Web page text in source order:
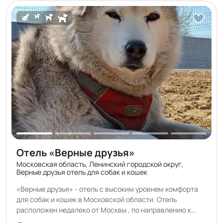
Принимаем кошек/собачек с вет паспортами,
прививками (либо свежие анализы на инфекции) ,
обработанные от глистов и паразитов. 🐱🐶🐧 Добро
пожаловать, милые няшки! 🤗
Отель «Верные друзья»
Московская область, Ленинский городской округ,
Верные друзья отель для собак и кошек
«Верные друзья» - отель с высоким уровнем комфорта
для собак и кошек в Московской области. Отель
расположен недалеко от Москвы , по направлению к
аэропорту Домодедово , 19 км от МКАД , д. Андреевское .